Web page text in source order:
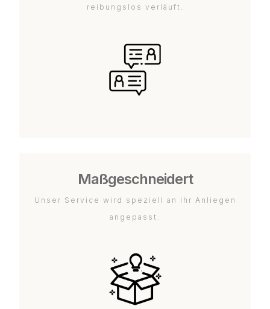
reibungslos verläuft.
Maßgeschneidert
Unser Service wird speziell an Ihr Anliegen
angepasst.